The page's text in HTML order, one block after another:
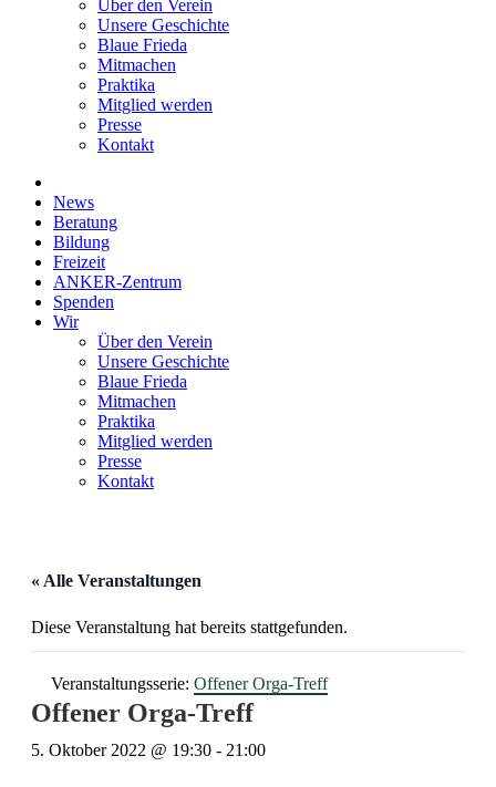
Über den Verein
Unsere Geschichte
Blaue Frieda
Mitmachen
Praktika
Mitglied werden
Presse
Kontakt
News
Beratung
Bildung
Freizeit
ANKER-Zentrum
Spenden
Wir
Über den Verein
Unsere Geschichte
Blaue Frieda
Mitmachen
Praktika
Mitglied werden
Presse
Kontakt
« Alle Veranstaltungen
Diese Veranstaltung hat bereits stattgefunden.
Veranstaltungsserie: Offener Orga-Treff
Offener Orga-Treff
5. Oktober 2022 @ 19:30 - 21:00